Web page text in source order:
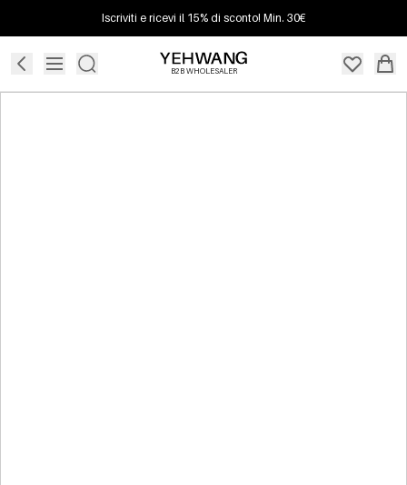
Iscriviti e ricevi il 15% di sconto! Min. 30€
B2B WHOLESALER